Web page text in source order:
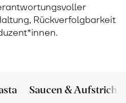
Rückverfolgbarkeit
Saucen & Aufstriche